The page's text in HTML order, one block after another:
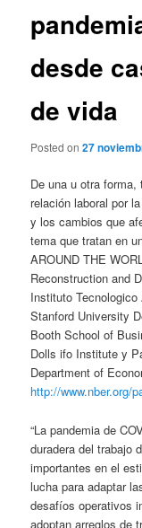
desde
de vida
Posted on27
De una u otra
relación laboral por
y los cambios que
tema que tratan en
AROUND THE
Reconstruction and
Instituto
Stanford University
Booth School of
Dolls ifo Institute y
Department of
http://www.nber.org/
“La pandemia de
duradera del trabajo
importantes en el
lucha para adaptar
desafíos operativos
adoptan arreglos de